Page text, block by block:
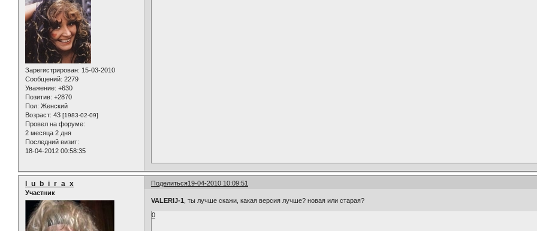
Зарегистрирован: 15-03-2010
Сообщений: 2279
Уважение: +630
Позитив: +2870
Пол: Женский
Возраст: 43 [1983-02-09]
Провел на форуме:
2 месяца 2 дня
Последний визит:
18-04-2012 00:58:35
Поделиться19-04-2010 10:09:51
l_u_b_i_r_a_x
Участник
VALERIJ-1 , ты лучше скажи, какая версия лучше? новая или старая?
0